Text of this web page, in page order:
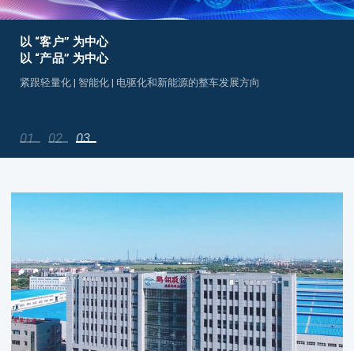
以 “客户” 为中心
以 “产品” 为中心
紧跟轻量化 | 智能化 | 电驱化和新能源的整车发展方向
01 02 03